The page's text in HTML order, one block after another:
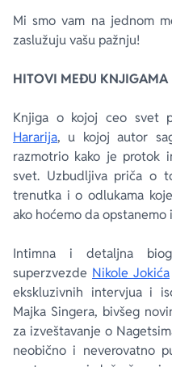
Mi smo vam na jednom
zaslužuju vašu pažnju!
HITOVI MEĐU KNJIGAMA
Knjiga o kojoj ceo svet
Hararija, u kojoj autor
razmotrio kako je protok
svet. Uzbudljiva priča o
trenutka i o odlukama
ako hoćemo da opstanemo
Intimna i detaljna
superzvezde Nikole Jokića
ekskluzivnih intervjua i
Majka Singera, bivšeg
za izveštavanje o
neobično i neverovatno